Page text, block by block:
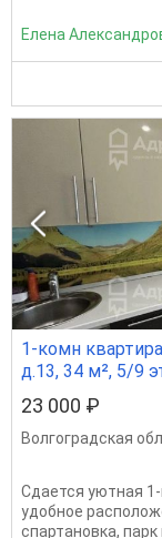
Елена
1-комн
д.13, 34 м², 5/9
23 000 ₽
Волгоградская
Сдается уютная
удобное
спартановка,